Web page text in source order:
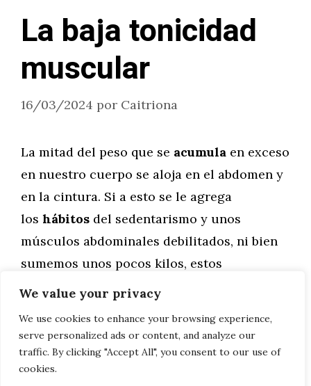
We value your privacy
We use cookies to enhance your browsing experience,
serve personalized ads or content, and analyze our
traffic. By clicking "Accept All", you consent to our use of
cookies.
La baja tonicidad
muscular
16/03/2024 por Caitriona
La mitad del peso que se acumula en exceso
en nuestro cuerpo se aloja en el abdomen y
en la cintura. Si a esto se le agrega
los hábitos del sedentarismo y unos
músculos abdominales debilitados, ni bien
sumemos unos pocos kilos, estos
distenderán el vientre.
Leer más